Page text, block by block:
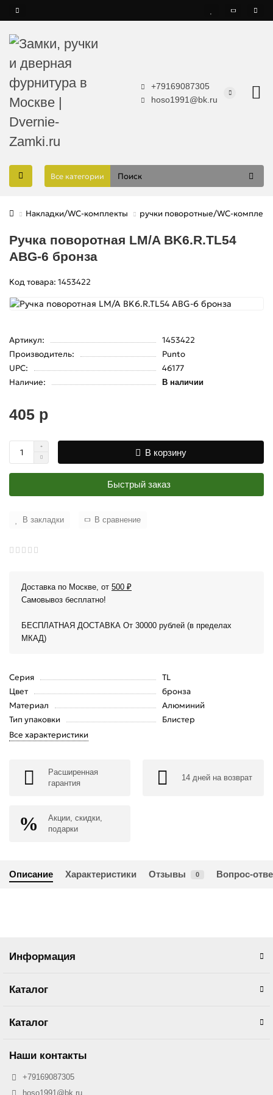
+79169087305
hoso1991@bk.ru
Все категории
Накладки/WC-комплекты ручки поворотные/WC-
Ручка поворотная LM/A BK6.R.TL54
ABG-6 бронза
Код товара: 1453422
Артикул:
1453422
Производитель:
Punto
UPC:
46177
Наличие:
В наличии
405 р
В корзину
Быстрый заказ
В закладки В сравнение
Доставка по Москве, от 500 ₽
Самовывоз бесплатно!
БЕСПЛАТНАЯ ДОСТАВКА От 30000 рублей (в пределах
МКАД)
Серия
TL
Цвет
бронза
Материал
Алюминий
Тип упаковки
Блистер
Все характеристики
Расширенная
гарантия
14 дней на возврат
Акции, скидки,
подарки
Описание Характеристики Отзывы 0 Вопрос-
Информация
Каталог
Каталог
Наши контакты
+79169087305
hoso1991@bk.ru